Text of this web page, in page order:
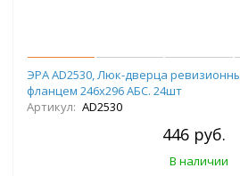
ЭРА AD2530, Люк-дверца
фланцем 246х296 АБС. 24шт
Артикул: AD2530
446 руб.
В наличии